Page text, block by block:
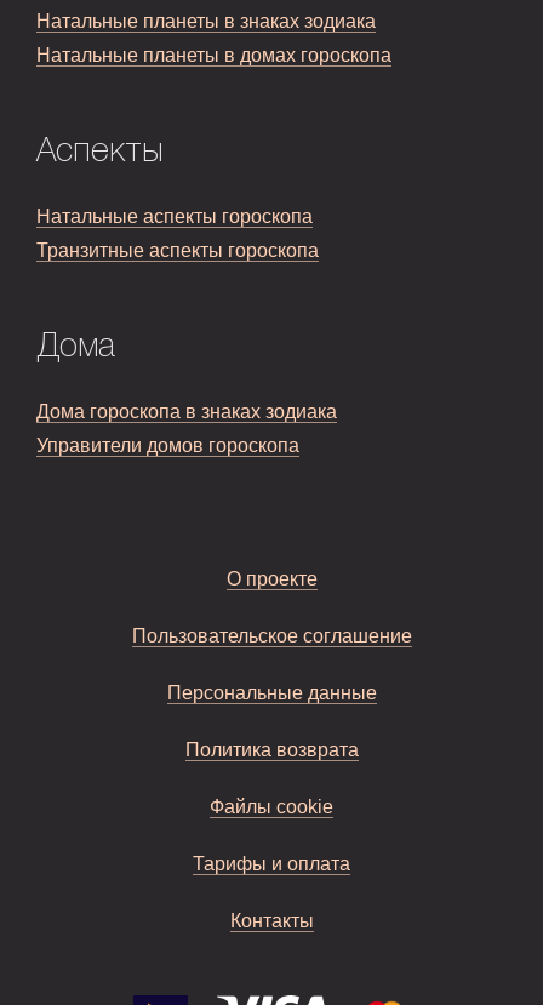
Натальные планеты в знаках зодиака
Натальные планеты в домах гороскопа
Аспекты
Натальные аспекты гороскопа
Транзитные аспекты гороскопа
Дома
Дома гороскопа в знаках зодиака
Управители домов гороскопа
О проекте
Пользовательское соглашение
Персональные данные
Политика возврата
Файлы cookie
Тарифы и оплата
Контакты